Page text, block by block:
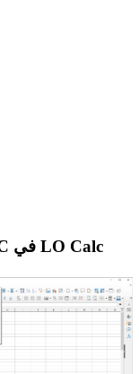
قائمة أدوات YLC في LO Calc